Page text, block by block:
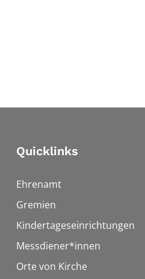
Quicklinks
Ehrenamt
Gremien
Kindertageseinrichtungen
Messdiener*innen
Orte von Kirche